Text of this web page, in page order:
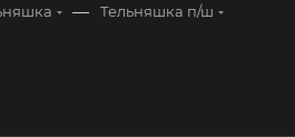
— Тельняшка п/ш